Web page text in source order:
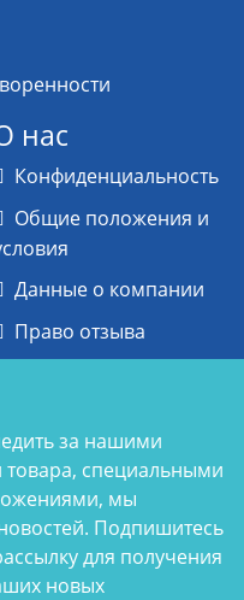
нас
Конфиденциальность
Общие положения и
Данные о компании
Право отзыва
за нашими
специальными
мы
Подпишитесь
для получения
новых